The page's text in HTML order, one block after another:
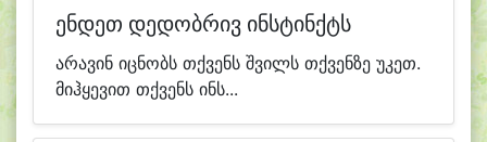
ენდეთ დედობრივ ინსტინქტს
არავინ იცნობს თქვენს შვილს თქვენზე უკეთ.
მიჰყევით თქვენს ინს...